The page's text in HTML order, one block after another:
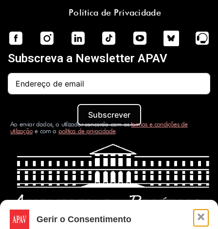
Gerir o Consentimento
Política de Privacidade
Subscreva a Newsletter APAV
Subscrever
Ao enviar dados, o utilizador concorda com ostermos e condições de
utilizaçãoe com a política de privacidade.